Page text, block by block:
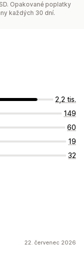
Opakované poplatky
každých 30 dní.
2,2 tis.
149
60
19
32
22. červenec 2026